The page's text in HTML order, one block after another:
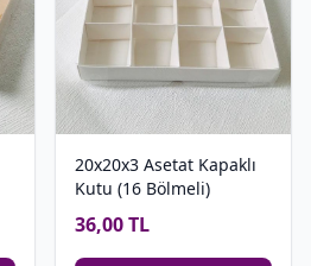
20x20x3 Asetat Kapaklı
Kutu (16 Bölmeli)
36,00 TL